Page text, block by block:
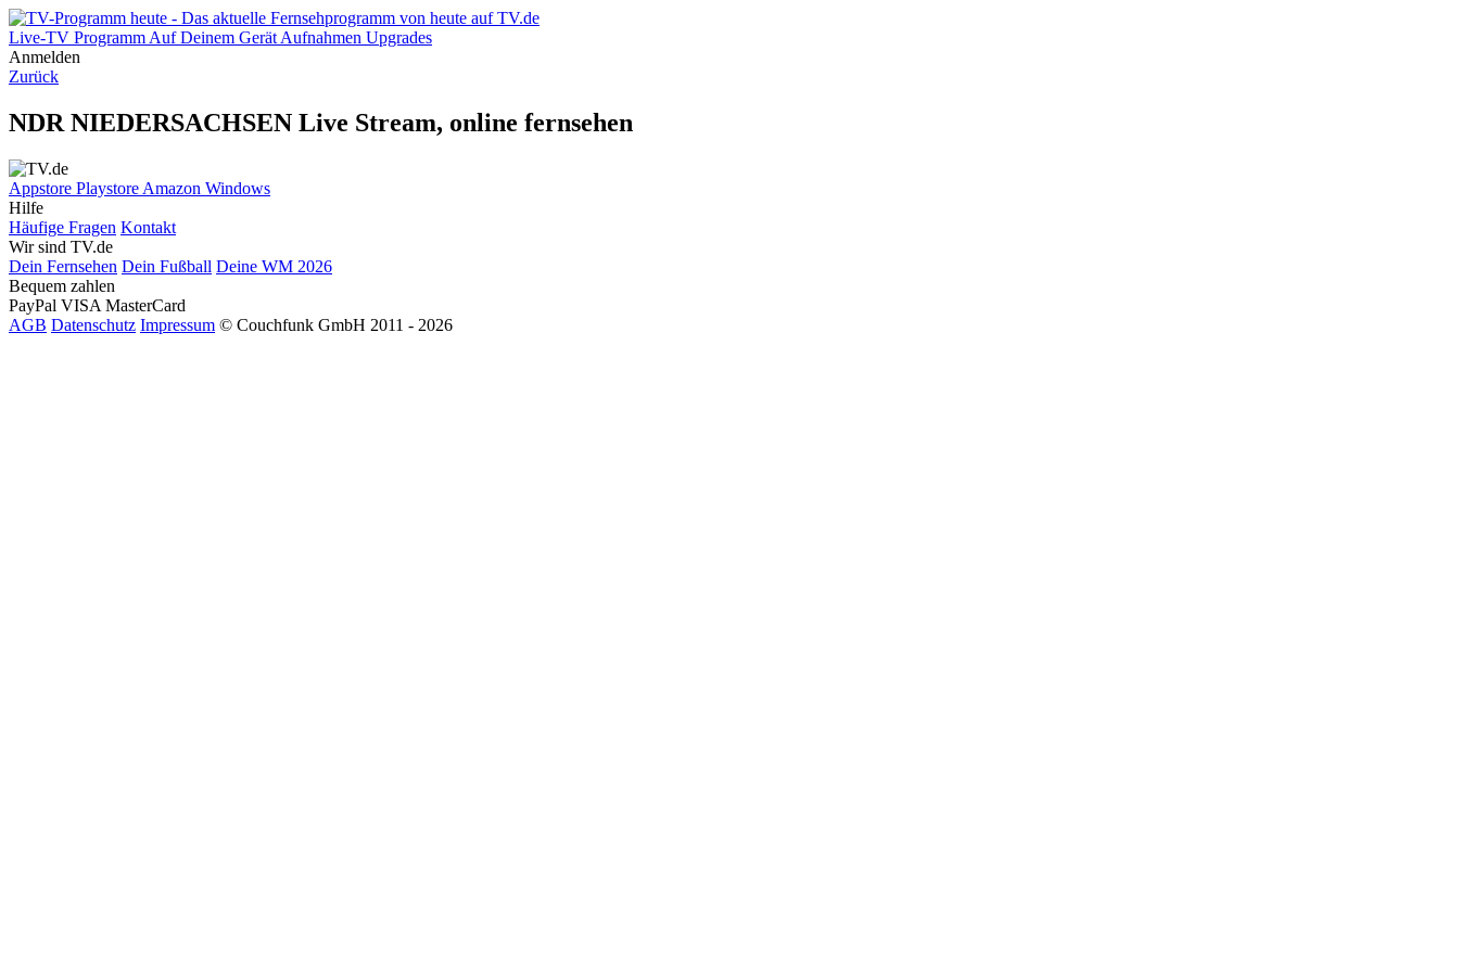
Live-TV Programm Auf Deinem Gerät Aufnahmen Upgrades
Anmelden
Zurück
NDR NIEDERSACHSEN Live Stream, online fernsehen
Appstore Playstore Amazon Windows
Hilfe
Häufige Fragen Kontakt
Wir sind TV.de
Dein Fernsehen Dein Fußball Deine WM 2026
Bequem zahlen
PayPal VISA MasterCard
AGB Datenschutz Impressum © Couchfunk GmbH 2011 - 2026